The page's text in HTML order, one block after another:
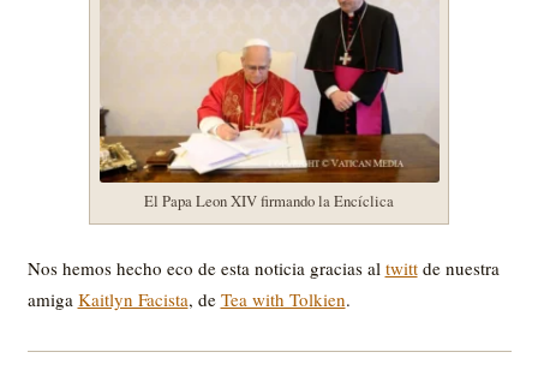
El Papa Leon XIV firmando la Encíclica
Nos hemos hecho eco de esta noticia gracias al twittde nuestra
amiga Kaitlyn Facista, de Tea with Tolkien.